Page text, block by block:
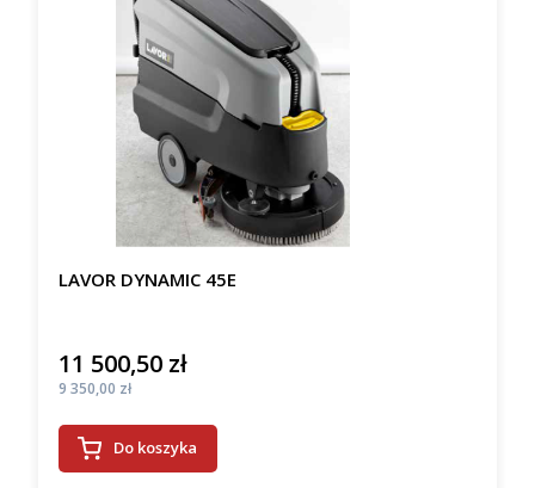
LAVOR DYNAMIC 45E
Cena
11 500,50 zł
Cena
9 350,00 zł
Do koszyka